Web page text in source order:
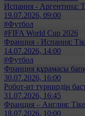
Испания - Аргентина:
19.07.2026, 09:00
#Футбол
#FIFA World Cup 2026
Франция - Испания:
14.07.2026, 14:00
#Футбол
Франция құрамасы
30.07.2026, 16:00
Робот-ит турнирдің
31.07.2026, 16:45
Франция – Англия:
18.07.2026, 10:00